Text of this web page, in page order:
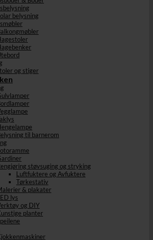
belysning
og stiger
til barnerom
støvsuging og stryking
Luftfuktere og Avfuktere
Tørkestativ
& plakater
lys
og DIY
planter